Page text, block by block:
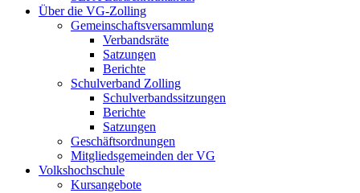
Über die VG-Zolling
Gemeinschaftsversammlung
Verbandsräte
Satzungen
Berichte
Schulverband Zolling
Schulverbandssitzungen
Berichte
Satzungen
Geschäftsordnungen
Mitgliedsgemeinden der VG
Volkshochschule
Kursangebote